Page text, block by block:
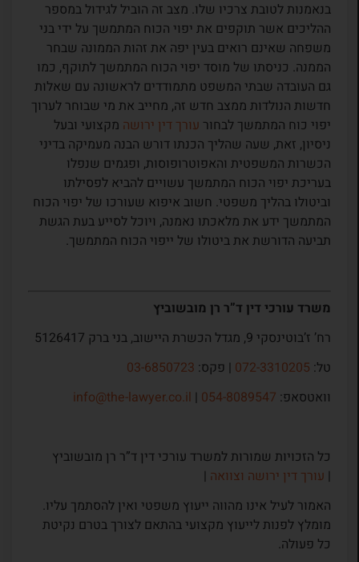
בנאמנות לטובת צרכיו שלו. מצב זה הוביל לגידול במספר
ההליכים אשר תוקפים את יפוי הכוח המתמשך על ידי בני
משפחה שאינם רואים בעין יפה את זהות הממונה שבחר
הממנה. כניסתו של מוסד יפוי הכוח המתמשך לתוקף, כמו
גם העובדה שבתי המשפט מתמודדים לראשונה עם שאלות
חדשות הנולדות ממצב חדש זה, מחייב את מי שבוחר לערוך
יפוי כוח המתמשך לבחור עורך דין ירושהמקצועי ובעל
ניסיון, זאת, שעה שהליך הכנתו דורש הבנה מעמיקה בדיני
הכשרות המשפטית והאפוטרופוסות, ופגמים שנפלו
בעריכת יפוי הכוח המתמשך עשויים להביא לפסילתו
וביטולו בהליך משפטי. חשוב איפוא שעורכו של יפוי הכוח
המתמשך ידע את מלאכתו נאמנה, ויוכל לסייע בעת הגשת
תביעה הדורשת את ביטולו של ייפוי הכוח המתמשך.
משרד עורכי דין ד”ר רן מובשוביץ
רח’ ז’בוטינסקי 9, מגדל הכשרת היישוב, בני ברק 5126417
טל: 072-3310205| פקס: 03-6850723
וואטסאפ: 054-8089547
|
info@the-lawyer.co.il
כל הזכויות שמורות למשרד עורכי דין ד”ר רן מובשוביץ
| עורך דין ירושה וצוואה|
האמור לעיל אינו מהווה ייעוץ משפטי ואין להסתמך עליו.
מומלץ לפנות לייעוץ מקצועי בהתאם לצורך בטרם נקיטת
כל פעולה.